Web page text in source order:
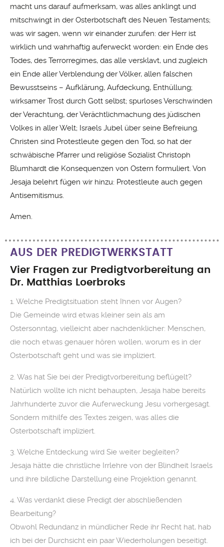
macht uns darauf aufmerksam, was alles anklingt und
mitschwingt in der Osterbotschaft des Neuen Testaments;
was wir sagen, wenn wir einander zurufen: der Herr ist
wirklich und wahrhaftig auferweckt worden: ein Ende des
Todes, des Terrorregimes, das alle versklavt, und zugleich
ein Ende aller Verblendung der Völker, allen falschen
Bewusstseins – Aufklärung, Aufdeckung, Enthüllung;
wirksamer Trost durch Gott selbst; spurloses Verschwinden
der Verachtung, der Verächtlichmachung des jüdischen
Volkes in aller Welt; Israels Jubel über seine Befreiung.
Christen sind Protestleute gegen den Tod, so hat der
schwäbische Pfarrer und religiöse Sozialist Christoph
Blumhardt die Konsequenzen von Ostern formuliert. Von
Jesaja belehrt fügen wir hinzu: Protestleute auch gegen
Antisemitismus.
Amen.
AUS DER PREDIGTWERKSTATT
Vier Fragen zur Predigtvorbereitung an
Dr. Matthias Loerbroks
1. Welche Predigtsituation steht Ihnen vor Augen?
Die Gemeinde wird etwas kleiner sein als am
Ostersonntag, vielleicht aber nachdenklicher: Menschen,
die noch etwas genauer hören wollen, worum es in der
Osterbotschaft geht und was sie impliziert.
2. Was hat Sie bei der Predigtvorbereitung beflügelt?
Natürlich wollte ich nicht behaupten, Jesaja habe bereits
Jahrhunderte zuvor die Auferweckung Jesu vorhergesagt.
Sondern mithilfe des Textes zeigen, was alles die
Osterbotschaft impliziert.
3. Welche Entdeckung wird Sie weiter begleiten?
Jesaja hätte die christliche Irrlehre von der Blindheit Israels
und ihre bildliche Darstellung eine Projektion genannt.
4. Was verdankt diese Predigt der abschließenden
Bearbeitung?
Obwohl Redundanz in mündlicher Rede ihr Recht hat, hab
ich bei der Durchsicht ein paar Wiederholungen beseitigt.